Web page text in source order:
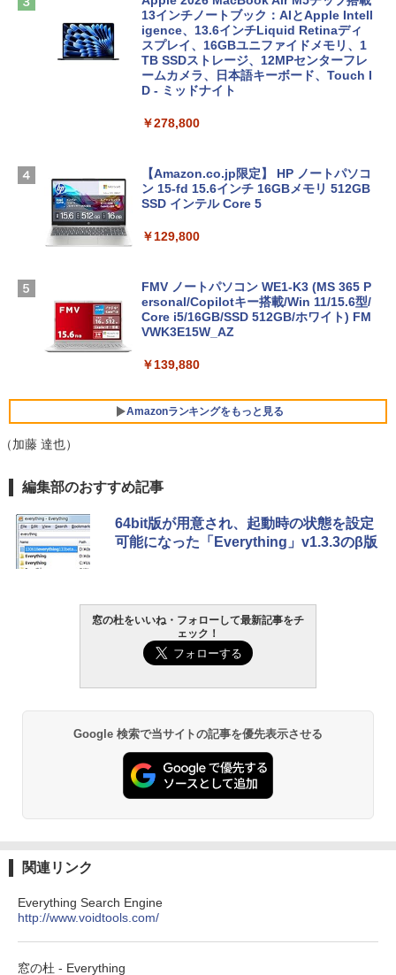
13インチノートブック：AIとApple Intell
igence、13.6インチLiquid Retinaディ
スプレイ、16GBユニファイドメモリ、1
TB SSDストレージ、12MPセンターフレ
ームカメラ、日本語キーボード、Touch I
D - ミッドナイト
￥278,800
【Amazon.co.jp限定】 HP ノートパソコ
ン 15-fd 15.6インチ 16GBメモリ 512GB
SSD インテル Core 5
￥129,800
FMV ノートパソコン WE1-K3 (MS 365 P
ersonal/Copilotキー搭載/Win 11/15.6型/
Core i5/16GB/SSD 512GB/ホワイト) FM
VWK3E15W_AZ
￥139,880
Amazonランキングをもっと見る
Robloxギフトカード - 800 Robux 【限
インゲームコード】 ロブロックス | オン
ラインコード版
Robloxギフトカード - 1000 Robux 【限
定バーチャルアイテムを含む】 【オンラ
インゲームコード】 ロブロックス |オン
ラインコード版
￥1,600
Robloxギフトカード - 2,000 Robux 【限
定バーチャルアイテムを含む】 【オンラ
インゲームコード】 ロブロックス | オン
ラインコード版
￥3,200
ows11、10/mac対応|PC2台
生成AIパスポート公式テキスト 第４版
￥1,766
￥1,292
方 マニュアル AI副業にもコンテンツ作成
にもKindle出版にも！ 非エンジニアのた
めのAIコーディング入門シリーズ
￥99
￥480
Amazon Kindle - 目に優しい、かさばら
続バッテリー、6インチディスプレイ電子
書籍リーダー、マッチャ、16GB、広告な
し
Kindle Paperwhite シグニチャーエディ
ション (32GB) 7インチディスプレイ、明
るさ自動調整、色調調節ライト、12週間
ブラック
Amazon Kindle Paperwhite (16GB) 7イ
ンチディスプレイ、色調調節ライト、12
週間持続バッテリー、広告なし、ブラッ
Amazon Kindle Colorsoft | 16GBストレ
ージ、防水、7インチカラーディスプレ
テリー、広告無し、ブラック (2025年発
（加藤 達也）
編集部のおすすめ記事
64bit版が用意され、起動時の状態を設定
可能になった「Everything」v1.3.3のβ版
窓の杜をいいね・フォローして最新記事をチ
ェック！
Google 検索で当サイトの記事を優先表示させる
関連リンク
Everything Search Engine
http://www.voidtools.com/
窓の杜 - Everything